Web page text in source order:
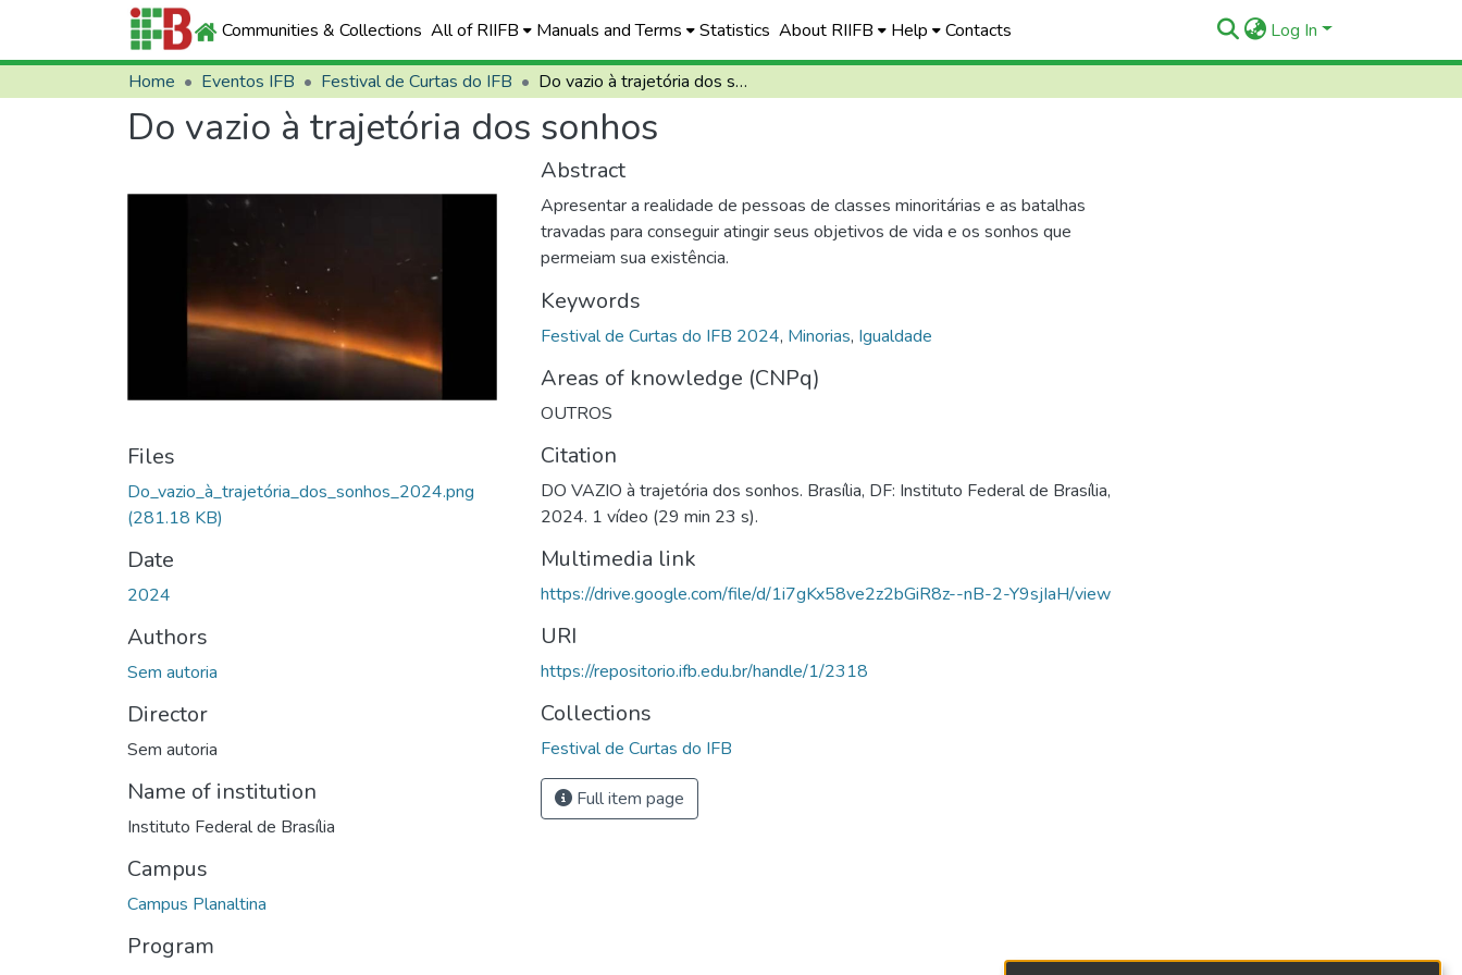
Communities & Collections All of RIIFB Manuals and Terms Statistics About RIIFB Help Contacts Log In
Home Eventos IFB Festival de Curtas do IFB Do vazio à trajetória dos sonhos
Do vazio à trajetória dos sonhos
Files
Do_vazio_à_trajetória_dos_sonhos_2024.png
(281.18 KB)
Date
2024
Authors
Sem autoria
Director
Sem autoria
Name of institution
Instituto Federal de Brasília
Campus
Campus Planaltina
Program
Abstract
Apresentar a realidade de pessoas de classes minoritárias e as batalhas
travadas para conseguir atingir seus objetivos de vida e os sonhos que
permeiam sua existência.
Keywords
Festival de Curtas do IFB 2024, Minorias, Igualdade
Areas of knowledge (CNPq)
OUTROS
Citation
DO VAZIO à trajetória dos sonhos. Brasília, DF: Instituto Federal de Brasília,
2024. 1 vídeo (29 min 23 s).
Multimedia link
https://drive.google.com/file/d/1i7gKx58ve2z2bGiR8z--nB-2-Y9sjIaH/view
URI
https://repositorio.ifb.edu.br/handle/1/2318
Collections
Festival de Curtas do IFB
Full item page